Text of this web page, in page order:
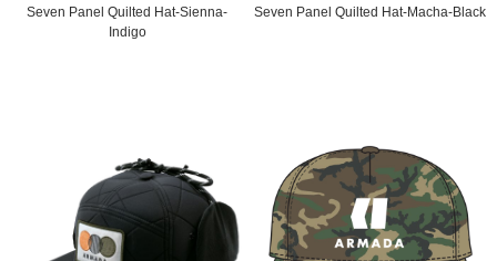
Seven Panel Quilted Hat-Sienna-
Indigo
Seven Panel Quilted Hat-Macha-Black